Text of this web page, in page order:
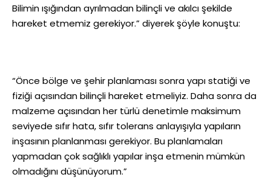
Bilimin ışığından ayrılmadan bilinçli ve akılcı şekilde
hareket etmemiz gerekiyor.” diyerek şöyle konuştu:
“Önce bölge ve şehir planlaması sonra yapı statiği ve
fiziği açısından bilinçli hareket etmeliyiz. Daha sonra da
malzeme açısından her türlü denetimle maksimum
seviyede sıfır hata, sıfır tolerans anlayışıyla yapıların
inşasının planlanması gerekiyor. Bu planlamaları
yapmadan çok sağlıklı yapılar inşa etmenin mümkün
olmadığını düşünüyorum.”